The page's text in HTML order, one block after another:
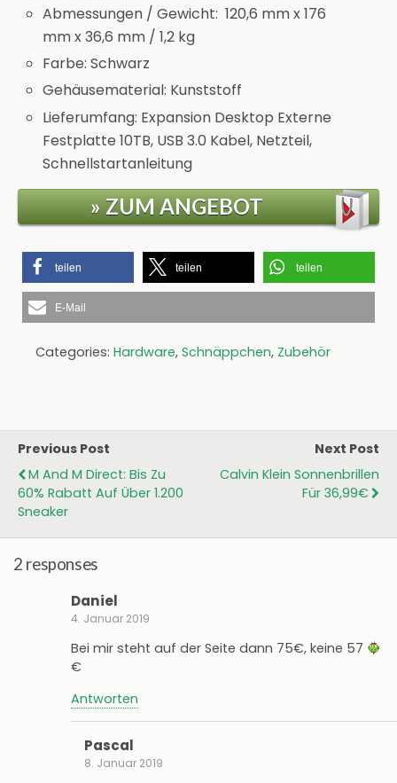
Abmessungen / Gewicht: 120,6 mm x 176
mm x 36,6 mm / 1,2 kg
Farbe: Schwarz
Gehäusematerial: Kunststoff
Lieferumfang: Expansion Desktop Externe
Festplatte 10TB, USB 3.0 Kabel, Netzteil,
Schnellstartanleitung
» ZUM ANGEBOT
teilen teilen teilen
E-Mail
Categories: Hardware, Schnäppchen, Zubehör
Previous Post
M And M Direct: Bis Zu
60% Rabatt Auf Über 1.200
Sneaker
Next Post
Calvin Klein Sonnenbrillen
Für 36,99€
2 responses
Daniel
4. Januar 2019
Bei mir steht auf der Seite dann 75€, keine 57
€
Antworten
Pascal
8. Januar 2019